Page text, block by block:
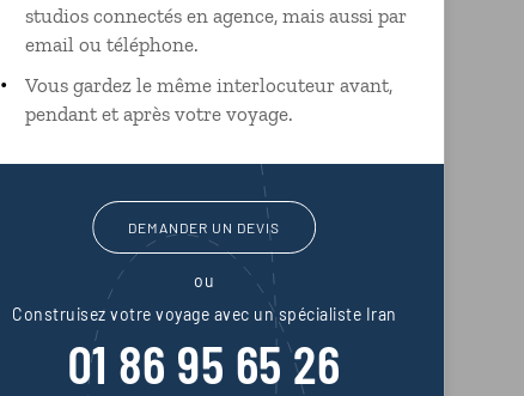
studios connectés en agence, mais aussi par
email ou téléphone.
Vous gardez le même interlocuteur avant,
pendant et après votre voyage.
DEMANDER UN DEVIS
ou
Construisez votre voyage avec un spécialiste Iran
01 86 95 65 26